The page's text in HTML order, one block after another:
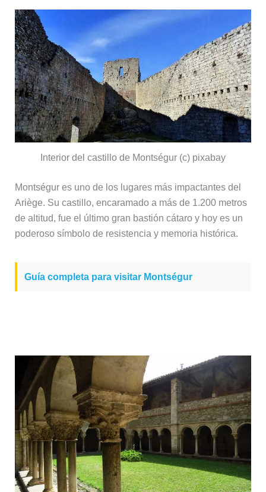
Interior del castillo de Montségur (c) pixabay
Montségur es uno de los lugares más impactantes del
Ariège. Su castillo, encaramado a más de 1.200 metros
de altitud, fue el último gran bastión cátaro y hoy es un
poderoso símbolo de resistencia y memoria histórica.
Guía completa para visitar Montségur